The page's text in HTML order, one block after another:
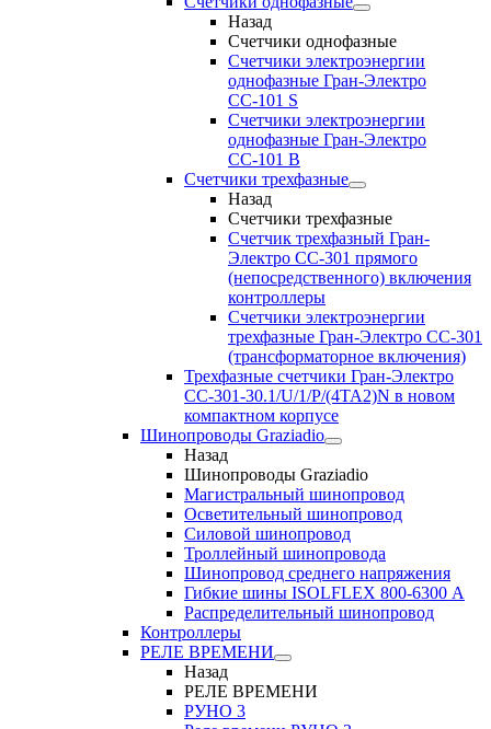
Назад
Счетчики однофазные
Счетчики электроэнергии
однофазные Гран-Электро
СС-101 S
Счетчики электроэнергии
однофазные Гран-Электро
СС-101 B
Счетчики трехфазные
Назад
Счетчики трехфазные
Счетчик трехфазный Гран-
Электро CC-301 прямого
(непосредственного) включения
контроллеры
Счетчики электроэнергии
трехфазные Гран-Электро CC-301
(трансформаторное включения)
Трехфазные счетчики Гран-Электро
СС-301-30.1/U/1/P/(4TA2)N в новом
компактном корпусе
Шинопроводы Graziadio
Назад
Шинопроводы Graziadio
Магистральный шинопровод
Осветительный шинопровод
Силовой шинопровод
Троллейный шинопровода
Шинопровод среднего напряжения
Гибкие шины ISOLFLEX 800-6300 А
Распределительный шинопровод
Контроллеры
РЕЛЕ ВРЕМЕНИ
Назад
РЕЛЕ ВРЕМЕНИ
РУНО 3